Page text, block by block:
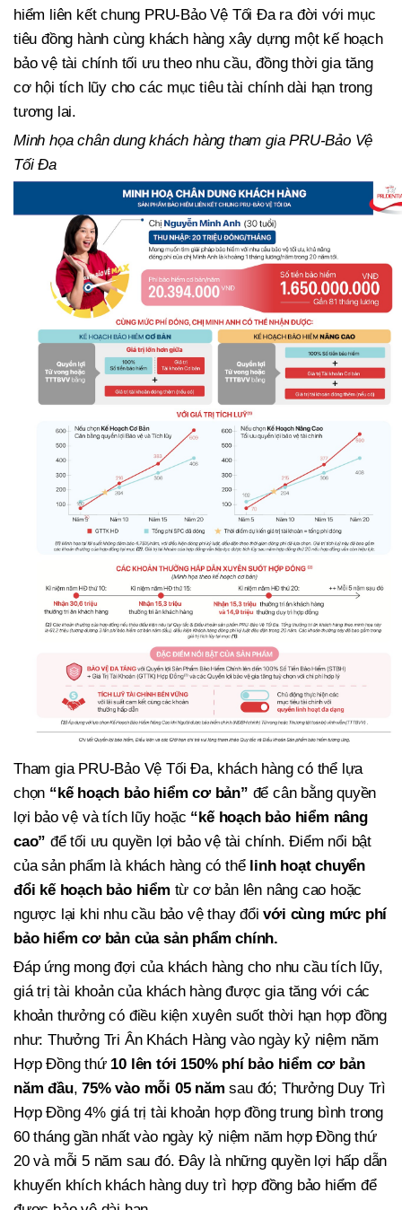
hiểm liên kết chung PRU-Bảo Vệ Tối Đa ra đời với mục
tiêu đồng hành cùng khách hàng xây dựng một kế hoạch
bảo vệ tài chính tối ưu theo nhu cầu, đồng thời gia tăng
cơ hội tích lũy cho các mục tiêu tài chính dài hạn trong
tương lai.
Minh họa chân dung khách hàng tham gia PRU-Bảo Vệ
Tối Đa
Tham gia PRU-Bảo Vệ Tối Đa, khách hàng có thể lựa
chọn “kế hoạch bảo hiểm cơ bản” để cân bằng quyền
lợi bảo vệ và tích lũy hoặc “kế hoạch bảo hiểm nâng
cao” để tối ưu quyền lợi bảo vệ tài chính. Điểm nổi bật
của sản phẩm là khách hàng có thể linh hoạt chuyển
đổi kế hoạch bảo hiểm từ cơ bản lên nâng cao hoặc
ngược lại khi nhu cầu bảo vệ thay đổivới cùng mức phí
bảo hiểm cơ bản của sản phẩm chính.
Đáp ứng mong đợi của khách hàng cho nhu cầu tích lũy,
giá trị tài khoản của khách hàng được gia tăng với các
khoản thưởng có điều kiện xuyên suốt thời hạn hợp đồng
như: Thưởng Tri Ân Khách Hàng vào ngày kỷ niệm năm
Hợp Đồng thứ 10 lên tới 150% phí bảo hiểm cơ bản
năm đầu,75% vào mỗi 05 năm sau đó; Thưởng Duy Trì
Hợp Đồng 4% giá trị tài khoản hợp đồng trung bình trong
60 tháng gần nhất vào ngày kỷ niệm năm hợp Đồng thứ
20 và mỗi 5 năm sau đó. Đây là những quyền lợi hấp dẫn
khuyến khích khách hàng duy trì hợp đồng bảo hiểm để